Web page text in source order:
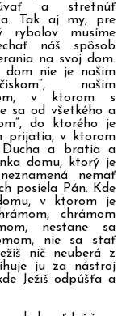
a stretnúť
Tak aj my, pre
rybolov musíme
náš spôsob
na svoj dom.
dom nie je našim
našim
v ktorom s
sa od všetkého a
do ktorého je
prijatia, v ktorom
Ducha a bratia a
domu, ktorý je
nemať
posiela Pán. Kde
v ktorom je
chrámom
nestane sa
nie sa stať
nič neuberá z
ju za nástroj
Ježiš odpúšťa a